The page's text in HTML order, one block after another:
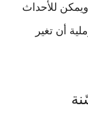
للأحداث
أن تغير